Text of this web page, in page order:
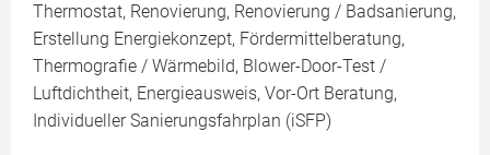
Thermostat, Renovierung, Renovierung / Badsanierung,
Erstellung Energiekonzept, Fördermittelberatung,
Thermografie / Wärmebild, Blower-Door-Test /
Luftdichtheit, Energieausweis, Vor-Ort Beratung,
Individueller Sanierungsfahrplan (iSFP)